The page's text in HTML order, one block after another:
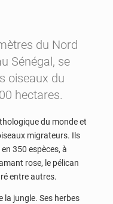
du Nord
Sénégal, se
oiseaux du
hectares.
du monde et
migrateurs. Ils
350 espèces, à
rose, le pélican
entre autres.
la jungle. Ses herbes